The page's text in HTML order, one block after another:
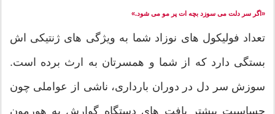
«اگر سر دلت می سوزد بچه ات پر مو می شود.»
تعداد فولیکول های نوزاد شما به ویژگی های ژنتیکی اش
بستگی دارد که از شما و همسرتان به ارث برده است.
سوزش سر دل در دوران بارداری، ناشی از عواملی چون
حساسیت بیشتر بافت های دستگاه گوارش به هورمون